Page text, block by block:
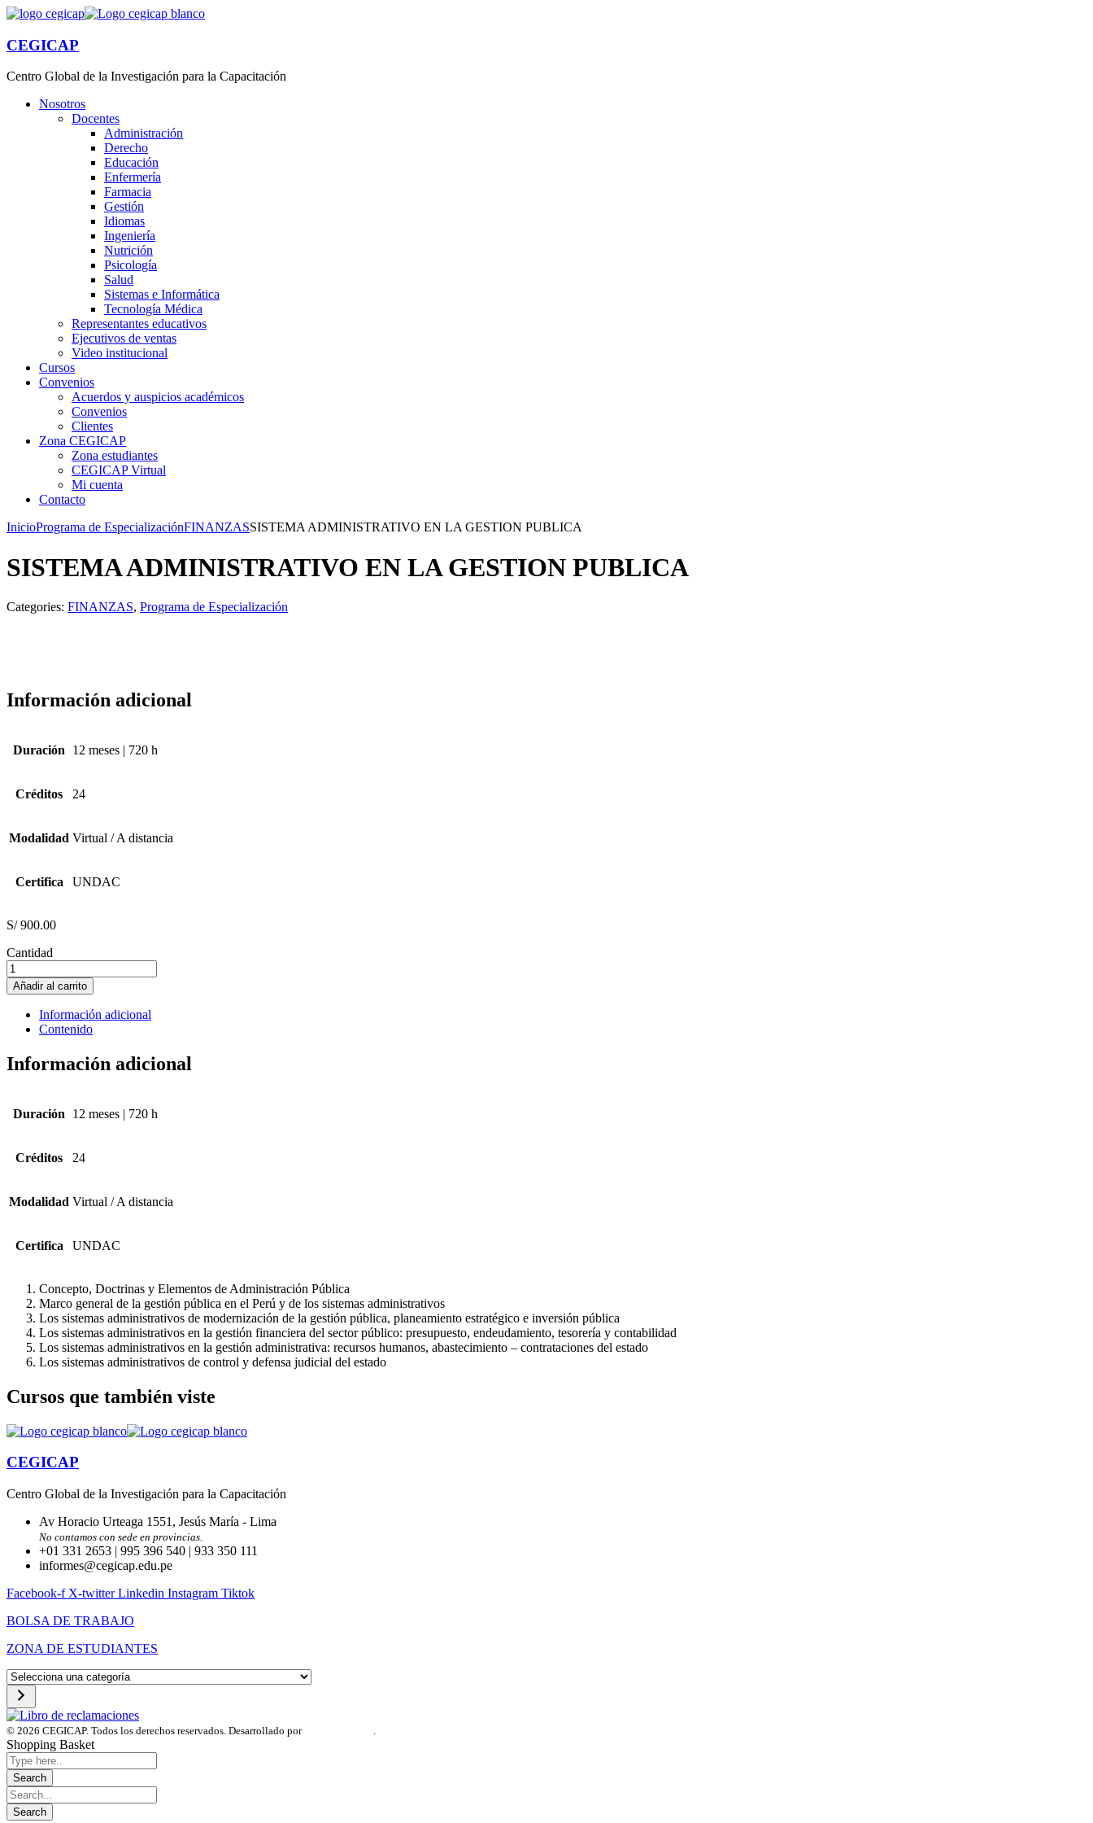
CEGICAP
Centro Global de la Investigación para la Capacitación
Nosotros
Docentes
Administración
Derecho
Educación
Enfermería
Farmacia
Gestión
Idiomas
Ingeniería
Nutrición
Psicología
Salud
Sistemas e Informática
Tecnología Médica
Representantes educativos
Ejecutivos de ventas
Video institucional
Cursos
Convenios
Acuerdos y auspicios académicos
Convenios
Clientes
Zona CEGICAP
Zona estudiantes
CEGICAP Virtual
Mi cuenta
Contacto
InicioPrograma de EspecializaciónFINANZASSISTEMA ADMINISTRATIVO EN LA GESTION PUBLICA
SISTEMA ADMINISTRATIVO EN LA GESTION PUBLICA
Categories: FINANZAS, Programa de Especialización
Información adicional
Duración 12 meses | 720 h
Créditos 24
Modalidad Virtual / A distancia
Certifica UNDAC
S/900.00
Cantidad
SISTEMA
ADMINISTRATIVO
EN
GESTION
PUBLICA
cantidad
Añadir al carrito
Información adicional
Contenido
Información adicional
Duración 12 meses | 720 h
Créditos 24
Modalidad Virtual / A distancia
Certifica UNDAC
Concepto, Doctrinas y Elementos de Administración Pública
Marco general de la gestión pública en el Perú y de los sistemas administrativos
Los sistemas administrativos de modernización de la gestión pública, planeamiento estratégico e inversión pública
Los sistemas administrativos en la gestión financiera del sector público: presupuesto, endeudamiento, tesorería y contabilidad
Los sistemas administrativos en la gestión administrativa: recursos humanos, abastecimiento – contrataciones del estado
Los sistemas administrativos de control y defensa judicial del estado
Cursos que también viste
CEGICAP
Centro Global de la Investigación para la Capacitación
Av Horacio Urteaga 1551, Jesús María - Lima
No contamos con sede en provincias.
+01 331 2653 | 995 396 540 | 933 350 111
informes@cegicap.edu.pe
Facebook-f X-twitter Linkedin Instagram Tiktok
BOLSA DE TRABAJO
ZONA DE ESTUDIANTES
Selecciona
una
categoría
© 2026 CEGICAP. Todos los derechos reservados. Desarrollado por .
Shopping Basket